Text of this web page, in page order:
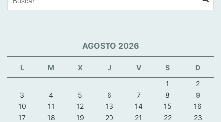
AGOSTO 2026
L M X J V S
D
1
2
3
4 5 6 7 8
9
10
11 12 13 14 15
16
17
18 19 20 21 22
23